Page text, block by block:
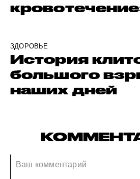
ЗДОРОВЬЕ
История
большого
наших дней